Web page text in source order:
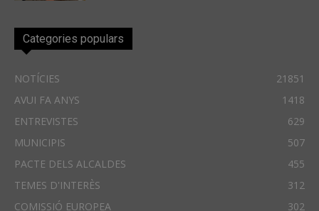
Categories populars
NOTÍCIES
21851
AVUI FA ANYS
1418
ENTREVISTES
629
MUNICIPIS
507
PACTE DELS ALCALDES
455
TEMES D'INTERÈS
312
COMISSIÓ EUROPEA
302